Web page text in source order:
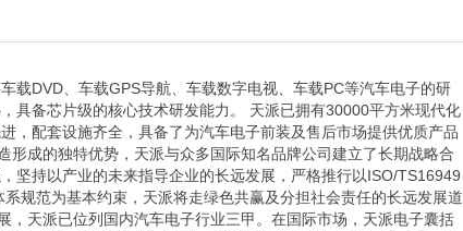
载DVD、车载GPS导航、车载数字电视、车载PC等汽车电子的研
具备芯片级的核心技术研发能力。 天派已拥有30000平方米现代化
，配套设施齐全，具备了为汽车电子前装及售后市场提供优质产品
形成的独特优势，天派与众多国际知名品牌公司建立了长期战略合
坚持以产业的未来指导企业的长远发展，严格推行以ISO/TS16949
规范为基本约束，天派将走绿色共赢及分担社会责任的长远发展道
，天派已位列国内汽车电子行业三甲。在国际市场，天派电子囊括